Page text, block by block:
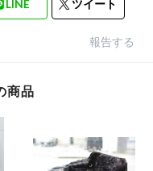
LINE ツイート
報告する
商品